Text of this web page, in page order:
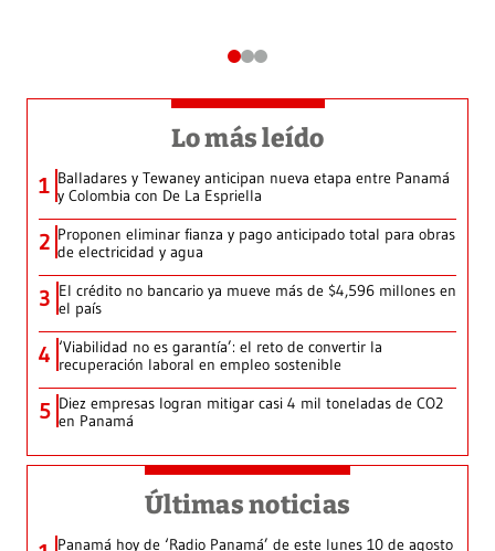
Lo más leído
1 Balladares y Tewaney anticipan nueva etapa entre Panamá
y Colombia con De La Espriella
2 Proponen eliminar fianza y pago anticipado total para obras
de electricidad y agua
3 El crédito no bancario ya mueve más de $4,596 millones en
el país
4 ‘Viabilidad no es garantía’: el reto de convertir la
recuperación laboral en empleo sostenible
5 Diez empresas logran mitigar casi 4 mil toneladas de CO2
en Panamá
Últimas noticias
Panamá hoy de ‘Radio Panamá’ de este lunes 10 de agosto